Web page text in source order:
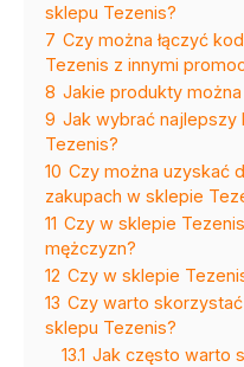
sklepu Tezenis?
7 Czy można łączyć
Tezenis z innymi
8 Jakie produkty
9 Jak wybrać
Tezenis?
10 Czy można uzyskać
zakupach w sklepie
11 Czy w sklepie
mężczyzn?
12 Czy w sklepie
13 Czy warto
sklepu Tezenis?
13.1 Jak często warto